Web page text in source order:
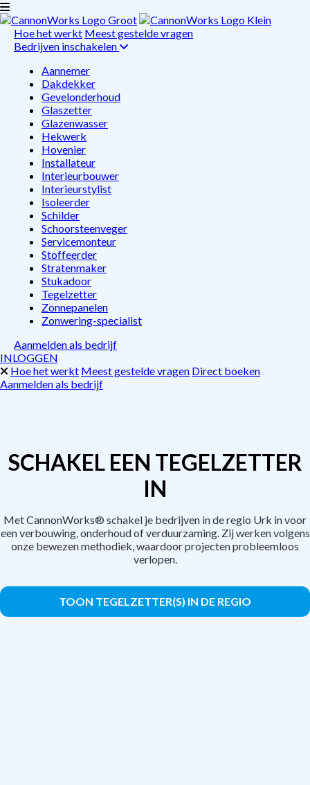
Hoe het werkt Meest gestelde vragen
Bedrijven inschakelen
Aannemer
Dakdekker
Gevelonderhoud
Glaszetter
Glazenwasser
Hekwerk
Hovenier
Installateur
Interieurbouwer
Interieurstylist
Isoleerder
Schilder
Schoorsteenveger
Servicemonteur
Stoffeerder
Stratenmaker
Stukadoor
Tegelzetter
Zonnepanelen
Zonwering-specialist
Aanmelden als bedrijf
INLOGGEN
Hoe het werkt Meest gestelde vragen Direct boeken
Aanmelden als bedrijf
SCHAKEL EEN TEGELZETTER
IN
Met CannonWorks® schakel je bedrijven in de regio Urk in voor
een verbouwing, onderhoud of verduurzaming. Zij werken volgens
onze bewezen methodiek, waardoor projecten probleemloos
verlopen.
TOON TEGELZETTER(S) IN DE REGIO